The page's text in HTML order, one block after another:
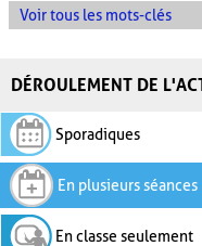
Voir tous les mots-clés
DÉROULEMENT DE
Sporadiques
En plusieurs séances
En classe seulement